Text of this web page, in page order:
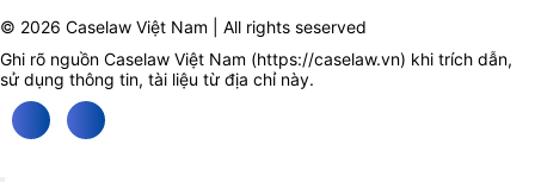
© 2026 Caselaw Việt Nam | All rights seserved
Ghi rõ nguồn Caselaw Việt Nam (https://caselaw.vn) khi trích dẫn,
sử dụng thông tin, tài liệu từ địa chỉ này.